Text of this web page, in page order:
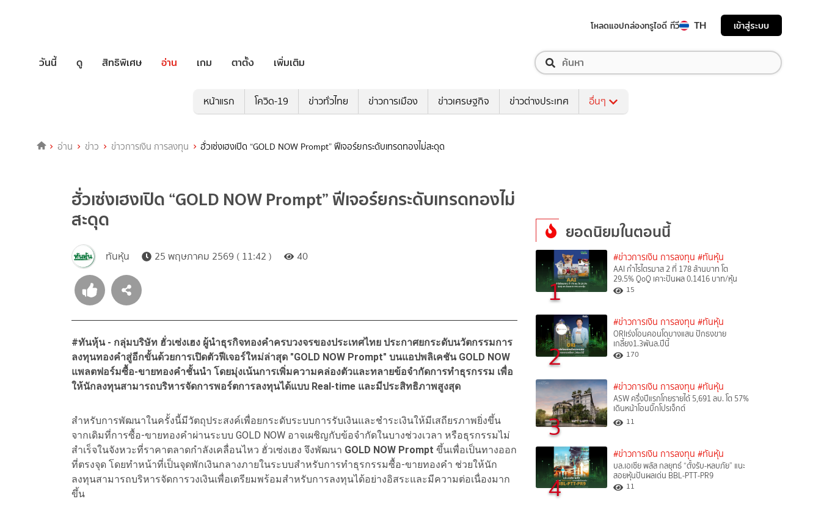
โหลดแอปกล่องทรูไอดี ทีวี TH เข้าสู่ระบบ
วันนี้ ดู สิทธิพิเศษ อ่าน เกม ตาตั้ง เพิ่มเติม
หน้าแรก โควิด-19 ข่าวทั่วไทย ข่าวการเมือง ข่าวเศรษฐกิจ ข่าวต่างประเทศ อื่นๆ
อ่าน ข่าว ข่าวการเงิน การลงทุน ฮั่วเซ่งเฮงเปิด “GOLD NOW Prompt” ฟีเจอร์ยกระดับเทรดทองไม่สะดุด
ฮั่วเซ่งเฮงเปิด “GOLD NOW Prompt” ฟีเจอร์ยกระดับเทรดทองไม่
สะดุด
ทันหุ้น 25 พฤษภาคม 2569 ( 11:42 ) 40
#ทันหุ้น - กลุ่มบริษัท ฮั่วเซ่งเฮง ผู้นำธุรกิจทองคำครบวงจรของประเทศไทย ประกาศยกระดับนวัตกรรมการ
ลงทุนทองคำสู่อีกขั้นด้วยการเปิดตัวฟีเจอร์ใหม่ล่าสุด "GOLD NOW Prompt" บนแอปพลิเคชัน GOLD NOW
แพลตฟอร์มซื้อ-ขายทองคำชั้นนำ โดยมุ่งเน้นการเพิ่มความคล่องตัวและทลายข้อจำกัดการทำธุรกรรม เพื่อ
ให้นักลงทุนสามารถบริหารจัดการพอร์ตการลงทุนได้แบบ Real-time และมีประสิทธิภาพสูงสุด
สำหรับการพัฒนาในครั้งนี้มีวัตถุประสงค์เพื่อยกระดับระบบการรับเงินและชำระเงินให้มีเสถียรภาพยิ่งขึ้น
จากเดิมที่การซื้อ-ขายทองคำผ่านระบบ GOLD NOW อาจเผชิญกับข้อจำกัดในบางช่วงเวลา หรือธุรกรรมไม่
สำเร็จในจังหวะที่ราคาตลาดกำลังเคลื่อนไหว ฮั่วเซ่งเฮง จึงพัฒนา GOLD NOW Prompt ขึ้นเพื่อเป็นทางออก
ที่ตรงจุด โดยทำหน้าที่เป็นจุดพักเงินกลางภายในระบบสำหรับการทำธุรกรรมซื้อ-ขายทองคำ ช่วยให้นัก
ลงทุนสามารถบริหารจัดการวงเงินเพื่อเตรียมพร้อมสำหรับการลงทุนได้อย่างอิสระและมีความต่อเนื่องมาก
ขึ้น
ยอดนิยมในตอนนี้
1
#ข่าวการเงิน การลงทุน #ทันหุ้น
AAI กำไรไตรมาส 2 ที่ 178 ล้านบาท โต
29.5% QoQ เคาะปันผล 0.1416 บาท/หุ้น
15
2
#ข่าวการเงิน การลงทุน #ทันหุ้น
ORIเร่งโอนคอนโดบางแสน ปักธงขาย
เกลี้ยง1.3พันล.ปีนี้
170
3
#ข่าวการเงิน การลงทุน #ทันหุ้น
ASW ครึ่งปีแรกโกยรายได้ 5,691 ลบ. โต 57%
เดินหน้าโอนบิ๊กโปรเจ็กต์
11
4
#ข่าวการเงิน การลงทุน #ทันหุ้น
บล.เอเซีย พลัส กลยุทธ์ “ตั้งรับ-หลบภัย” แนะ
สอยหุ้นปันผลเด่น BBL-PTT-PR9
11